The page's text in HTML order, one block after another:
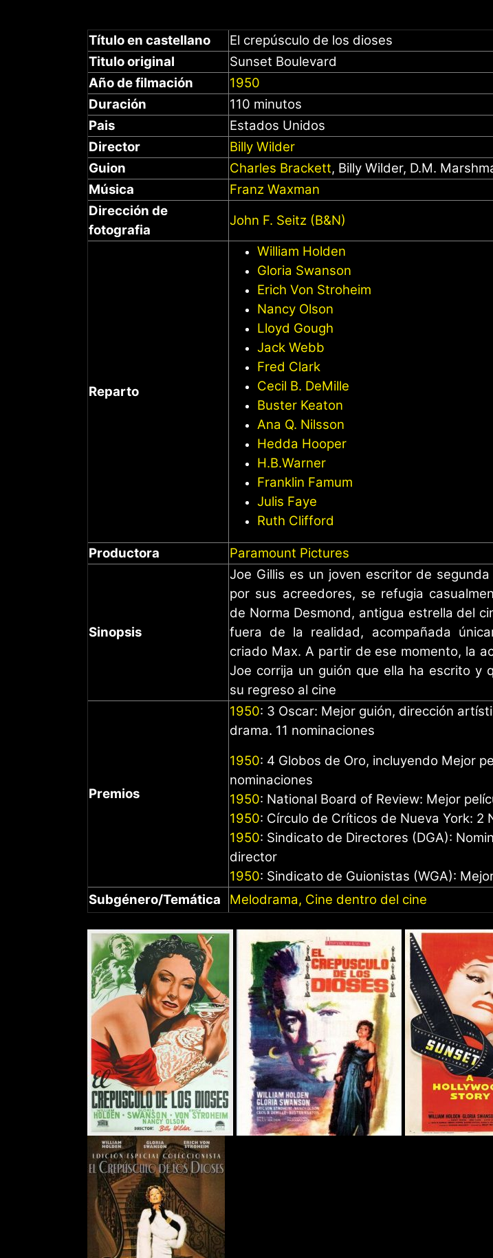
Título en castellano
El crepúsculo de los dioses
Titulo original
Sunset Boulevard
Año de filmación
1950
Duración
110 minutos
Pais
Estados Unidos
Director
Billy Wilder
Guion
Charles Brackett, Billy Wilder, D.M.
Música
Franz Waxman
Dirección de
fotografia
John F. Seitz (B&N)
Reparto
William Holden
Gloria Swanson
Erich Von Stroheim
Nancy Olson
Lloyd Gough
Jack Webb
Fred Clark
Cecil B. DeMille
Buster Keaton
Ana Q. Nilsson
Hedda Hooper
H.B.Warner
Franklin Famum
Julis Faye
Ruth Clifford
Productora Paramount Pictures
Sinopsis
Joe Gillis es un joven escritor de
por sus acreedores, se refugia
de Norma Desmond, antigua estrella del
fuera de la realidad, acompañada
criado Max. A partir de ese momento, la
Joe corrija un guión que ella ha escrito y
su regreso al cine
Premios
1950: 3 Oscar: Mejor guión, dirección
drama. 11 nominaciones
1950: 4 Globos de Oro, incluyendo Mejor
nominaciones
1950: National Board of Review: Mejor
1950: Círculo de Críticos de Nueva York: 2
1950: Sindicato de Directores (DGA):
director
1950: Sindicato de Guionistas (WGA):
Subgénero/Temática
Melodrama, Cine dentro del cine